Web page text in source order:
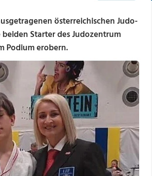
österreichischen Judo-
Starter des Judozentrum
Podium erobern.